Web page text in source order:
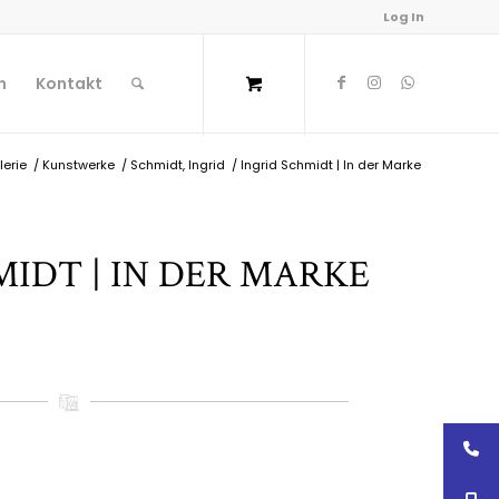
Log In
Kontakt
/Kunstwerke / Schmidt, Ingrid /Ingrid Schmidt | In der Marke
| IN DER MARKE